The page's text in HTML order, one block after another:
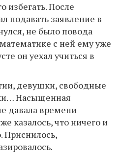
избегать. После
подавать заявление в
не было повода
с ней ему уже
он уехал учиться в
девушки, свободные
Насыщенная
давала времени
казалось, что ничего и
Приснилось,